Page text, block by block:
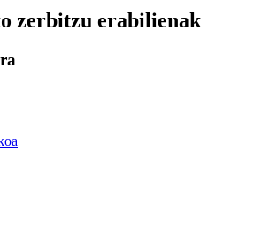
zerbitzu erabilienak